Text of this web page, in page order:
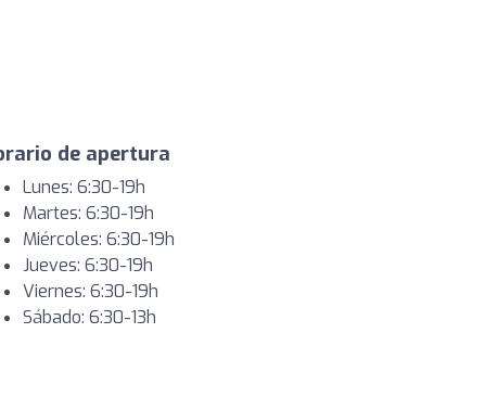
de apertura
Lunes: 6:30-19h
Martes: 6:30-19h
Miércoles: 6:30-19h
Jueves: 6:30-19h
Viernes: 6:30-19h
Sábado: 6:30-13h